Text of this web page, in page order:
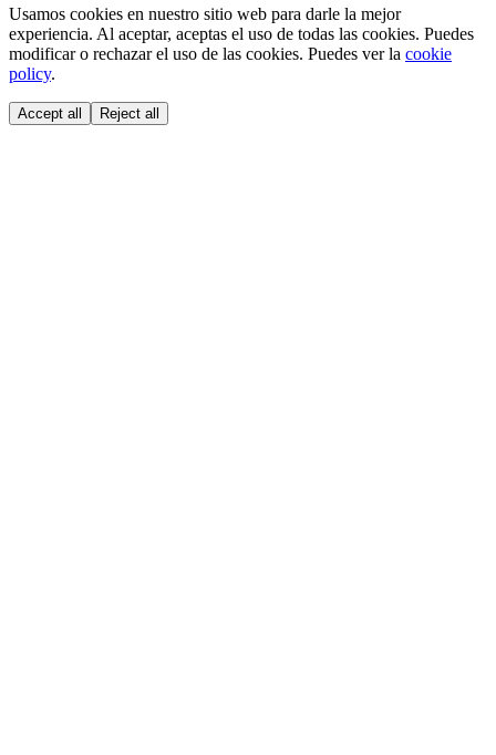
Usamos cookies en nuestro sitio web para darle la mejor
experiencia. Al aceptar, aceptas el uso de todas las cookies. Puedes
modificar o rechazar el uso de las cookies. Puedes ver la cookie
policy.
Accept all Reject all